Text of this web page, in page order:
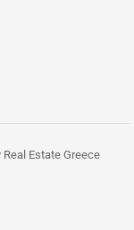
Estate Greece